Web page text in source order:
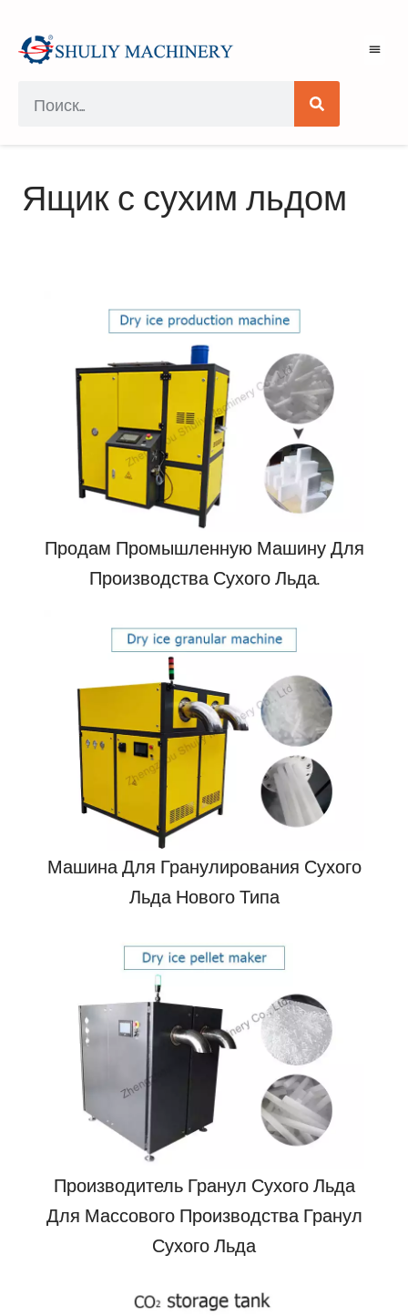
Ящик с сухим льдом
Продам Промышленную Машину Для
Производства Сухого Льда.
Машина Для Гранулирования Сухого
Льда Нового Типа
Производитель Гранул Сухого Льда
Для Массового Производства Гранул
Сухого Льда